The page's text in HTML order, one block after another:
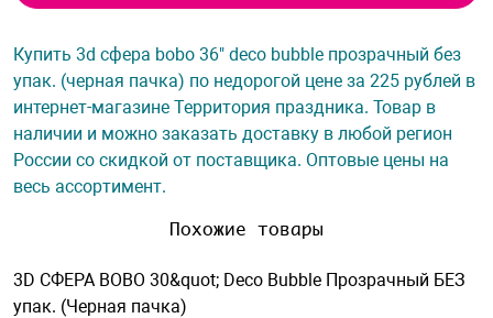
Купить 3d сфера bobo 36" deco bubble прозрачный без
упак. (черная пачка) по недорогой цене за 225 рублей в
интернет-магазине Территория праздника. Товар в
наличии и можно заказать доставку в любой регион
России со скидкой от поставщика. Оптовые цены на
весь ассортимент.
Похожие товары
3D СФЕРА BOBO 30&quot; Deco Bubble Прозрачный БЕЗ
упак. (Черная пачка)